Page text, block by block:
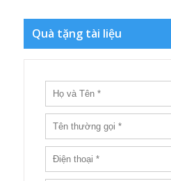
Quà tặng tài liệu